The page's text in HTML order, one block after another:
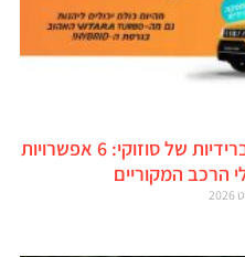
הוצג הסדר פשרה בפרשת ההיברידיות של סוזוקי: 6 אפשרויות
הרכב המקוריים